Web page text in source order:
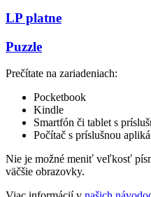
LP platne
Puzzle
Prečítate na zariadeniach:
Pocketbook
Kindle
Smartfón či tablet s
Počítač s príslušnou
Nie je možné meniť veľkosť
väčšie obrazovky.